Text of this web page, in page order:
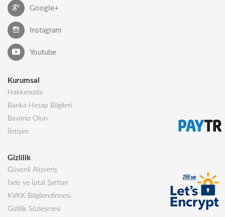
Google+
Instagram
Youtube
Kurumsal
Hakkımızda
Banka Hesap Bilgileri
Bayimiz Olun
İletişim
Gizlilik
Güvenli Alışveriş
İade ve İptal Şartları
KVKK Bilgilendirmesi
Gizlilik Sözleşmesi